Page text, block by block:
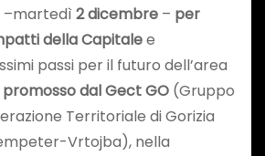
–martedì 2 dicembre – per
della Capitalee
passi per il futuro dell’area
dal Gect GO (Gruppo
Territoriale di Gorizia
Vrtojba), nella